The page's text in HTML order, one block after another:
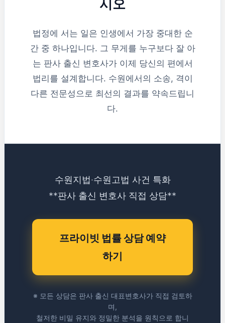
시오
법정에 서는 일은 인생에서 가장 중대한 순
간 중 하나입니다. 그 무게를 누구보다 잘 아
는 판사 출신 변호사가 이제 당신의 편에서
법리를 설계합니다. 수원에서의 소송, 격이
다른 전문성으로 최선의 결과를 약속드립니
다.
수원지법·수원고법 사건 특화
**판사 출신 변호사 직접 상담**
프라이빗 법률 상담 예약
하기
※ 모든 상담은 판사 출신 대표변호사가 직접 검토하
며,
철저한 비밀 유지와 정밀한 분석을 원칙으로 합니